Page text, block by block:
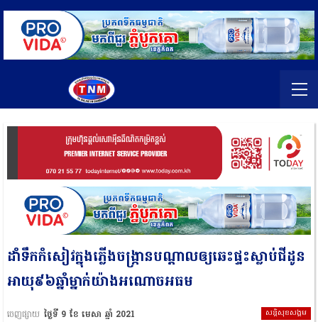
ដាំទឹកកំសៀវក្នុងភ្លើងចង្ក្រានបណ្ដាលឲ្យឆេះផ្ទះស្លាប់ជីដូន
អាយុ៩៦ឆ្នាំម្នាក់យ៉ាងអណោចអធម
សន្តិសុខសង្គម
ចេញផ្សាយ ថ្ងៃទី 9 ខែ មេសា ឆ្នាំ 2021